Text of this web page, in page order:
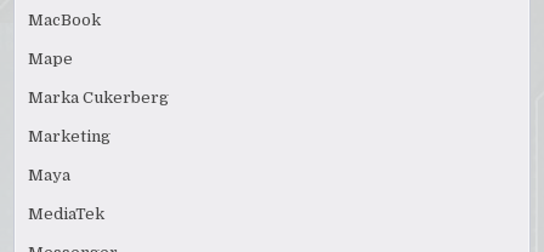
MacBook
Mape
Marka Cukerberg
Marketing
Maya
MediaTek